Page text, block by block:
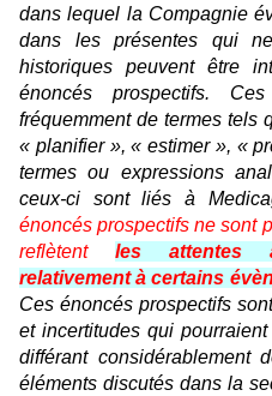
dans lequel la Compagnie
dans les présentes qui
historiques peuvent être
énoncés prospectifs.
fréquemment de termes tels
« planifier », « estimer », «
termes ou expressions
ceux-ci sont liés à
énoncés prospectifs ne sont
reflètent les attentes
relativement à certains
Ces énoncés prospectifs
et incertitudes qui
différant considérablement
éléments discutés dans la